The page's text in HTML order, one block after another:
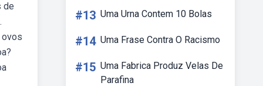
de
ovos
#13 Uma Urna Contem 10 Bolas
#14 Uma Frase Contra O Racismo
#15 Uma Fabrica Produz Velas De
Parafina